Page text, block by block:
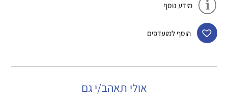
מידע נוסף
הוסף למועדפים
אולי תאהב/י גם